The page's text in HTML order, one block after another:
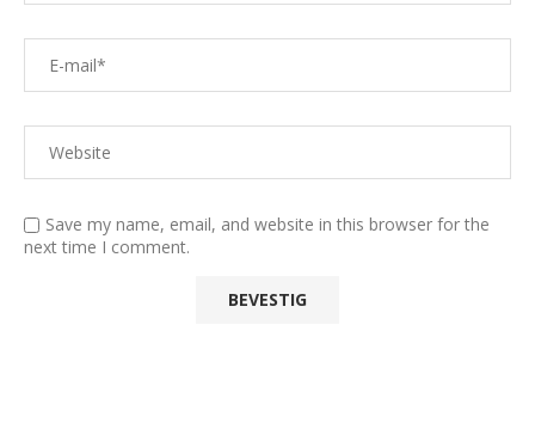
Save my name, email, and website in this browser for the
next time I comment.